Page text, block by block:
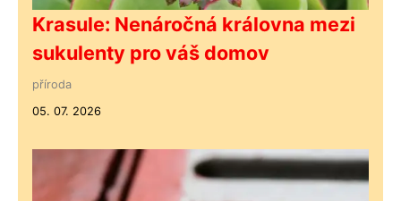
Krasule: Nenáročná královna mezi
sukulenty pro váš domov
příroda
05. 07. 2026